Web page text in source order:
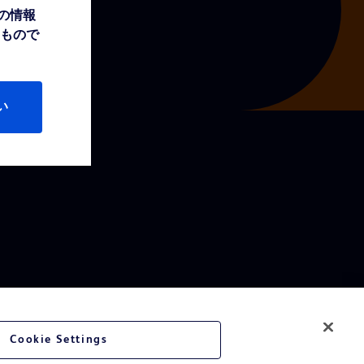
情報
ので
Cookie Settings